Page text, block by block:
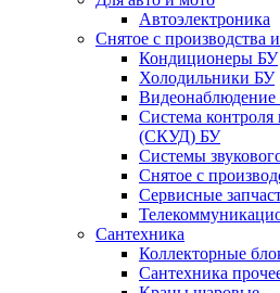
Автоэлектроника
Снятое с производства
Кондиционеры БУ
Холодильники БУ
Система
(СКУД) БУ
Системы
Снятое с
Сервисные
Сантехника
Коллекторные
Сантехника